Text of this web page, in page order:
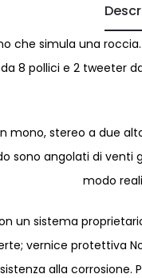
che simula una
8 pollici e 2 tweeter
mono, stereo a due
sono angolati di venti
modo
un sistema
vernice protettiva
alla corrosione.